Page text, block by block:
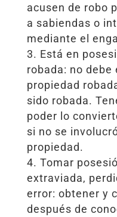
acusen de robo
a sabiendas o
mediante el
Está en
robada: no debe
propiedad
sido robada.
poder lo
si no se
propiedad.
Tomar
extraviada,
error: obtener y
después de